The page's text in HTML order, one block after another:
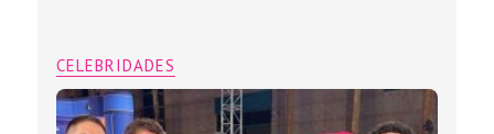
CELEBRIDADES